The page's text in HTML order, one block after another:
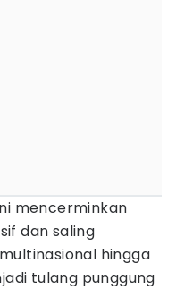
mencerminkan
dan saling
hingga
tulang punggung